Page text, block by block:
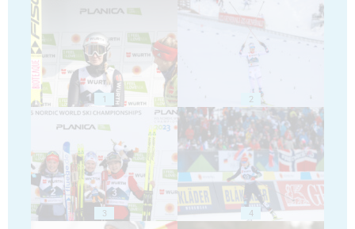
1 2
3 4